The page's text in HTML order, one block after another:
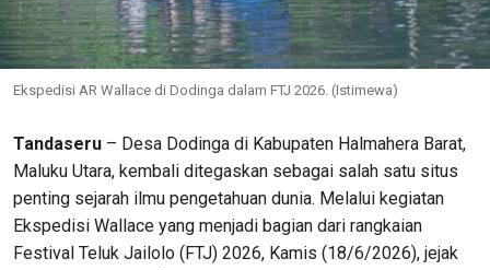
Ekspedisi AR Wallace di Dodinga dalam FTJ 2026. (Istimewa)
Tandaseru – Desa Dodinga di Kabupaten Halmahera Barat,
Maluku Utara, kembali ditegaskan sebagai salah satu situs
penting sejarah ilmu pengetahuan dunia. Melalui kegiatan
Ekspedisi Wallace yang menjadi bagian dari rangkaian
Festival Teluk Jailolo (FTJ) 2026, Kamis (18/6/2026), jejak